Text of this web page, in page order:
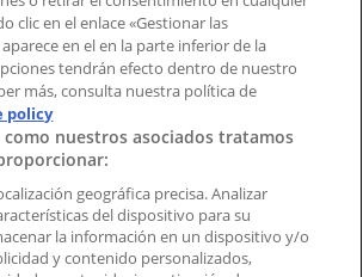
Tiendeo
clic en el enlace «Gestionar las
en el en la parte inferior de la
tendrán efecto dentro de nuestro
más, consulta nuestra política de
policy
nuestros asociados tratamos
geográfica precisa. Analizar
del dispositivo para su
la información en un dispositivo y/o
y contenido personalizados,